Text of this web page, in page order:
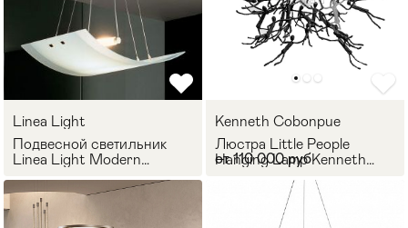
Linea Light
Подвесной светильник
Linea Light Modern
Kenneth Cobonpue
Люстра Little People
Hanging Lamp Kenneth
от 110 000 руб